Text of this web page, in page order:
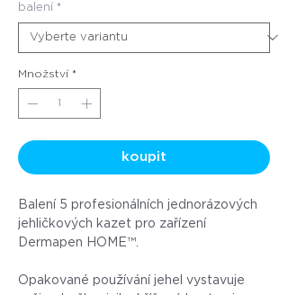
balení *
Množství *
koupit
Balení 5 profesionálních jednorázových
jehličkových kazet pro zařízení
Dermapen HOME™.
Opakované používání jehel vystavuje